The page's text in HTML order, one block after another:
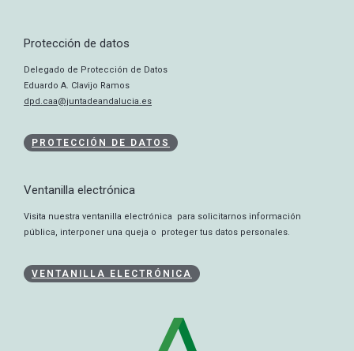
Protección de datos
Delegado de Protección de Datos
Eduardo A. Clavijo Ramos
dpd.caa@juntadeandalucia.es
PROTECCIÓN DE DATOS
Ventanilla electrónica
Visita nuestra ventanilla electrónica para solicitarnos información
pública, interponer una queja o proteger tus datos personales.
VENTANILLA ELECTRÓNICA